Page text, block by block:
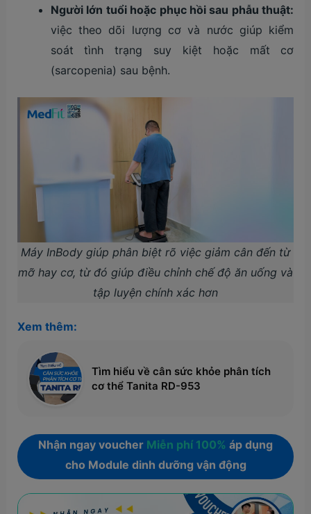
Người lớn tuổi hoặc phục hồi sau phẫu thuật:
việc theo dõi lượng cơ và nước giúp kiểm
soát tình trạng suy kiệt hoặc mất cơ
(sarcopenia) sau bệnh.
Máy InBody giúp phân biệt rõ việc giảm cân đến từ
mỡ hay cơ, từ đó giúp điều chỉnh chế độ ăn uống và
tập luyện chính xác hơn
Xem thêm:
Tìm hiểu về cân sức khỏe phân tích
cơ thể Tanita RD-953
Nhận ngay voucher Miễn phí 100% áp dụng
cho Module dinh dưỡng vận động